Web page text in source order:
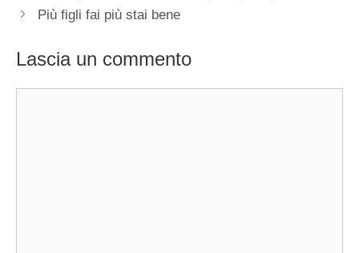
Più figli fai più stai bene
Lascia un commento